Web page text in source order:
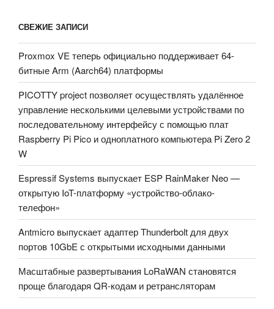
СВЕЖИЕ ЗАПИСИ
Proxmox VE теперь официально поддерживает 64-
битные Arm (Aarch64) платформы
PICOTTY project позволяет осуществлять удалённое
управление несколькими целевыми устройствами по
последовательному интерфейсу с помощью плат
Raspberry Pi Pico и одноплатного компьютера Pi Zero 2
W
Espressif Systems выпускает ESP RainMaker Neo —
открытую IoT-платформу «устройство-облако-
телефон»
Antmicro выпускает адаптер Thunderbolt для двух
портов 10GbE с открытыми исходными данными
Масштабные развертывания LoRaWAN становятся
проще благодаря QR-кодам и ретрансляторам